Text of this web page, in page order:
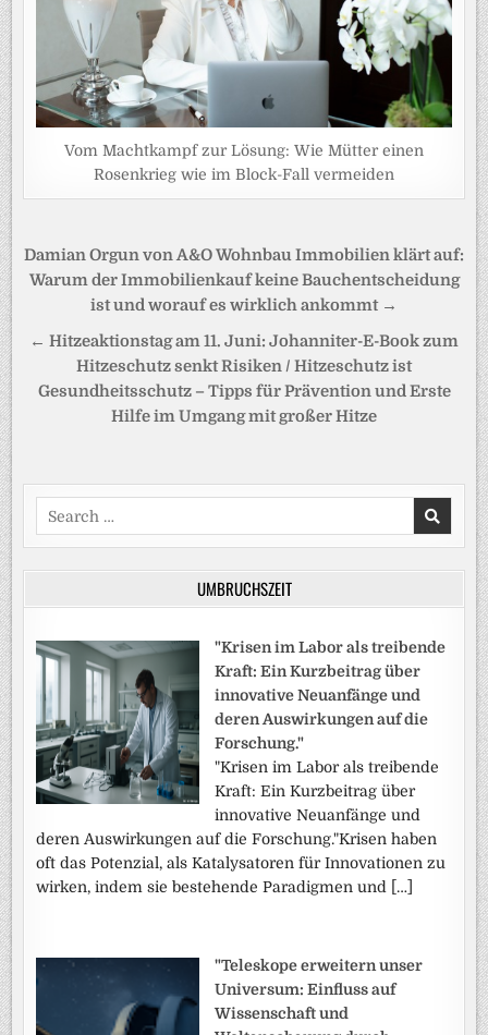
Vom Machtkampf zur Lösung: Wie Mütter einen
Rosenkrieg wie im Block-Fall vermeiden
Beitragsnavigation
Damian Orgun von A&O Wohnbau Immobilien klärt auf:
Warum der Immobilienkauf keine Bauchentscheidung
ist und worauf es wirklich ankommt →
← Hitzeaktionstag am 11. Juni: Johanniter-E-Book zum
Hitzeschutz senkt Risiken / Hitzeschutz ist
Gesundheitsschutz – Tipps für Prävention und Erste
Hilfe im Umgang mit großer Hitze
Search
for:
UMBRUCHSZEIT
"Krisen im Labor als treibende
Kraft: Ein Kurzbeitrag über
innovative Neuanfänge und
deren Auswirkungen auf die
Forschung."
"Krisen im Labor als treibende
Kraft: Ein Kurzbeitrag über
innovative Neuanfänge und
deren Auswirkungen auf die Forschung."Krisen haben
oft das Potenzial, als Katalysatoren für Innovationen zu
wirken, indem sie bestehende Paradigmen und […]
"Teleskope erweitern unser
Universum: Einfluss auf
Wissenschaft und